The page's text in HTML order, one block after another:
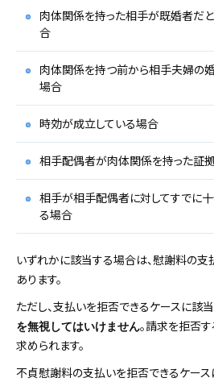
肉体関係を持った相手が既婚者だ
合
肉体関係を持つ前から相手夫婦の
場合
時効が成立している場合
相手配偶者が肉体関係を持った証
相手が相手配偶者に対してすでに
る場合
いずれかに該当する場合は、慰謝料の
あります。
ただし、支払いを拒否できるケースに該当
を無視してはいけません。請求を拒否
求められます。
不貞慰謝料の支払いを拒否できるケース